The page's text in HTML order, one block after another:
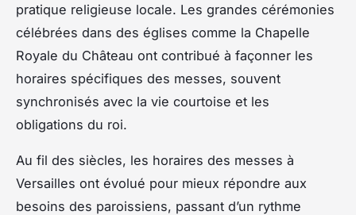
pratique religieuse locale. Les grandes cérémonies
célébrées dans des églises comme la Chapelle
Royale du Château ont contribué à façonner les
horaires spécifiques des messes, souvent
synchronisés avec la vie courtoise et les
obligations du roi.
Au fil des siècles, les horaires des messes à
Versailles ont évolué pour mieux répondre aux
besoins des paroissiens, passant d’un rythme